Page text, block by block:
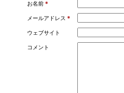
お名前 *
メールアドレス *
ウェブサイト
コメント